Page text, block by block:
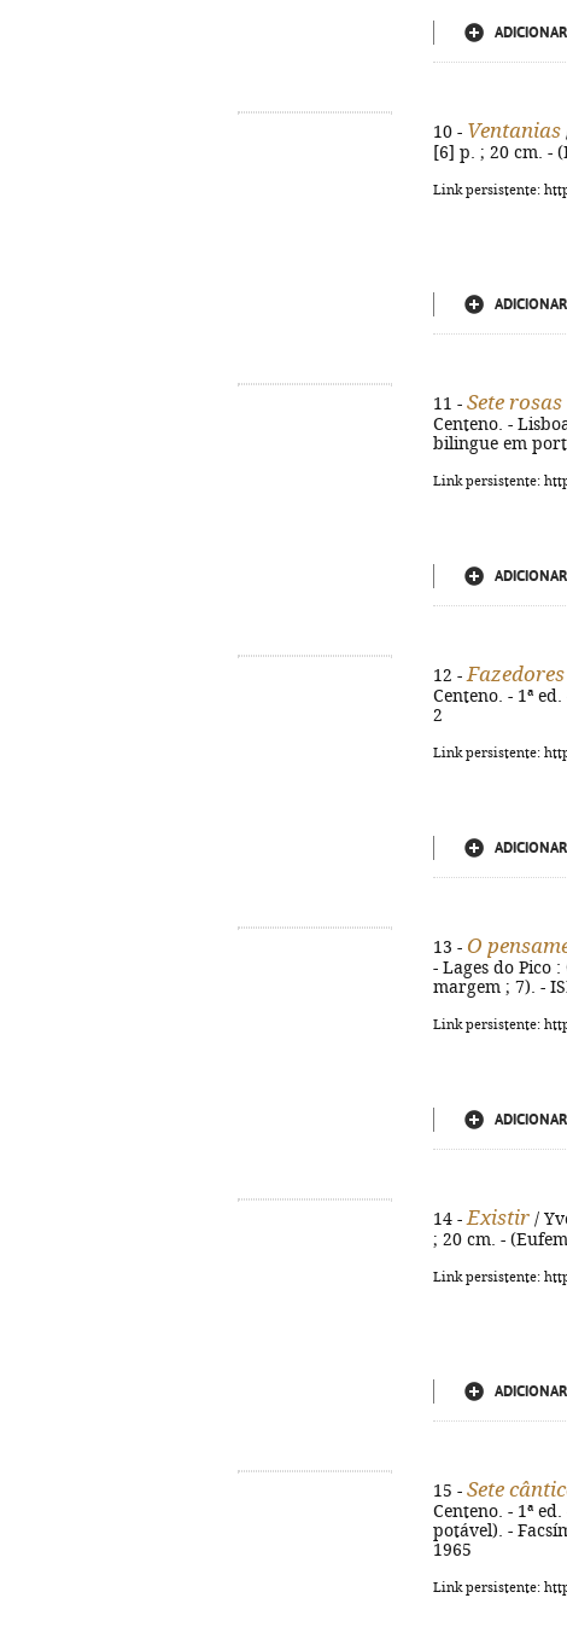
10 - Ventanias
[6] p. ; 20 cm. -
Link persistente:
11 - Sete
Centeno. -
bilingue em
Link persistente:
12 -
Centeno. - 1ª
2
Link persistente:
13 - O
- Lages do Pico
margem ; 7). -
Link persistente:
14 - Existir /
; 20 cm. -
Link persistente:
15 - Sete
Centeno. - 1ª
potável). -
1965
Link persistente: